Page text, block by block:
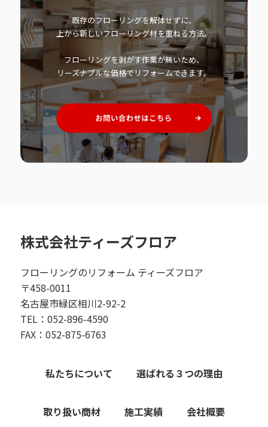
既存のフローリングを解体せずに、
上から新しいフローリング材を重ねる方法。
フローリングを剥がす作業が無いため、
リーズナブルな価格でリフォームできます。
株式会社ティーズフロア
フローリングのリフォーム ティーズフロア
〒458-0011
名古屋市緑区相川2-92-2
TEL：052-896-4590
FAX：052-875-6763
私たちについて 選ばれる３つの理由
取り扱い商材 施工実績 会社概要